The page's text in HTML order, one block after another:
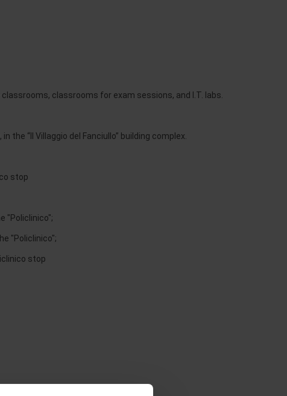
classrooms for exam sessions, and I.T. labs.
the “Il Villaggio del Fanciullo” building complex.
stop
"Policlinico";
"Policlinico";
stop